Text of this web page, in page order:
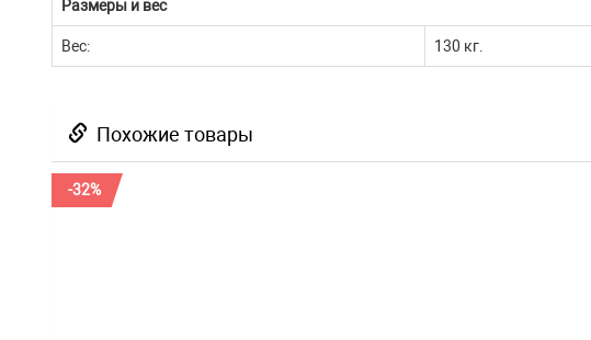
Размеры и вес
Вес: 130 кг.
Похожие товары
-32%